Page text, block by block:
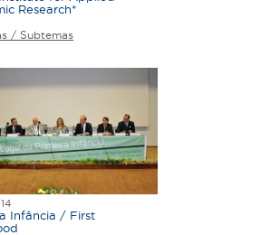
Research*
/ Subtemas
Infância / First